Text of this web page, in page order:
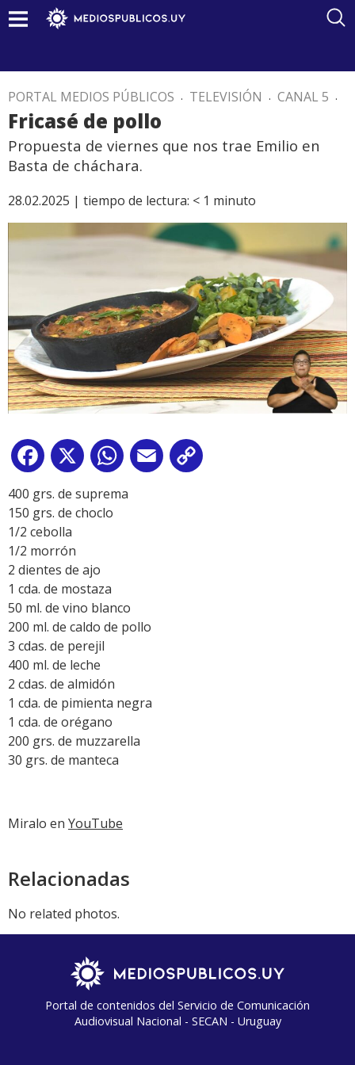
PORTAL MEDIOS PÚBLICOS . TELEVISIÓN . CANAL 5 .
Fricasé de pollo
Propuesta de viernes que nos trae Emilio en
Basta de cháchara.
28.02.2025 | tiempo de lectura: < 1 minuto
Facebook
X WhatsApp
Email
400 grs. de suprema
150 grs. de choclo
1/2 cebolla
1/2 morrón
2 dientes de ajo
1 cda. de mostaza
50 ml. de vino blanco
200 ml. de caldo de pollo
3 cdas. de perejil
400 ml. de leche
2 cdas. de almidón
1 cda. de pimienta negra
1 cda. de orégano
200 grs. de muzzarella
30 grs. de manteca
Miralo en YouTube
Relacionadas
No related photos.
Portal de contenidos del Servicio de Comunicación
Audiovisual Nacional - SECAN - Uruguay